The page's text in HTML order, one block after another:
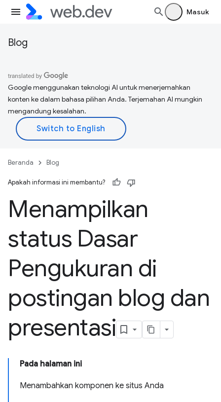
Masuk
Blog
Google menggunakan teknologi AI untuk menerjemahkan
konten ke dalam bahasa pilihan Anda. Terjemahan AI mungkin
mengandung kesalahan.
Beranda Blog
Apakah informasi ini membantu?
Menampilkan
status Dasar
Pengukuran di
postingan blog dan
presentasi
Pada halaman ini
Menambahkan komponen ke situs Anda